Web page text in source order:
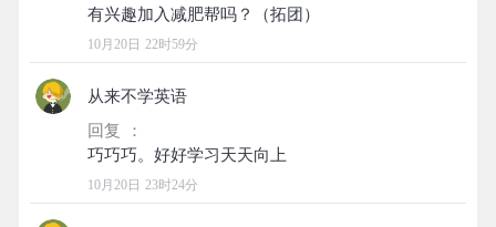
10月20日 22时59分
从来不学英语
回复 ：
10月20日 23时24分